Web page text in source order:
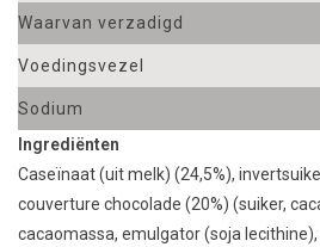
Waarvan verzadigd
Voedingsvezel
Sodium
Ingrediënten
Caseïnaat(uit melk) (24,5%),
couverture chocolade (20%) (suiker,
cacaomassa, emulgator(soja lecithine),